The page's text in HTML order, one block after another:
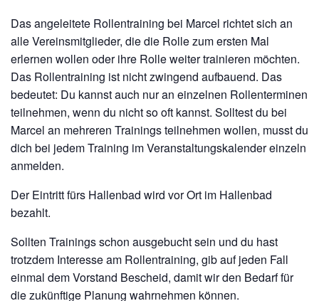
Das angeleitete Rollentraining bei Marcel richtet sich an
alle Vereinsmitglieder, die die Rolle zum ersten Mal
erlernen wollen oder ihre Rolle weiter trainieren möchten.
Das Rollentraining ist nicht zwingend aufbauend. Das
bedeutet: Du kannst auch nur an einzelnen Rollenterminen
teilnehmen, wenn du nicht so oft kannst. Solltest du bei
Marcel an mehreren Trainings teilnehmen wollen, musst du
dich bei jedem Training im Veranstaltungskalender einzeln
anmelden.
Der Eintritt fürs Hallenbad wird vor Ort im Hallenbad
bezahlt.
Sollten Trainings schon ausgebucht sein und du hast
trotzdem Interesse am Rollentraining, gib auf jeden Fall
einmal dem Vorstand Bescheid, damit wir den Bedarf für
die zukünftige Planung wahrnehmen können.